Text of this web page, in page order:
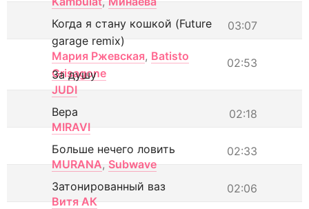
03:07
Когда я стану кошкой (Future
garage remix)
Мария Ржевская, Batisto
Grisagone
02:53
За душу
JUDI
02:18
Вера
MIRAVI
02:33
Больше нечего ловить
MURANA, Subwave
02:06
Затонированный ваз
Витя АК